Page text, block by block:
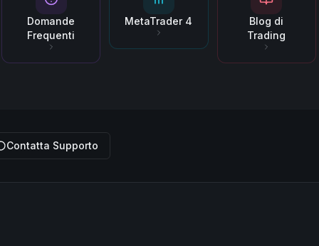
Domande
Frequenti
MetaTrader 4
Blog di
Trading
Contatta Supporto